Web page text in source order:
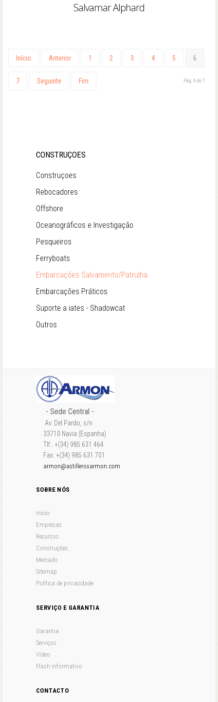
Salvamar Alphard
Início Anterior 1 2 3 4 5 6
7 Seguinte Fim Pág. 6 de 7
CONSTRUÇOES
Construçoes
Rebocadores
Offshore
Oceanográficos e Investigação
Pesqueiros
Ferryboats
Embarcações Salvamento/Patrulha
Embarcações Práticos
Suporte a iates - Shadowcat
Outros
- Sede Central -
Av. Del Pardo, s/n
33710 Navia (Espanha)
Tlf.: +(34) 985 631 464
Fax: +(34) 985 631 701
armon@astillerosarmon.com
SOBRE NÓS
Início
Empresas
Recursos
Construções
Mercado
Sitemap
Política de privacidade
SERVIÇO E GARANTIA
Garantia
Serviços
Vídeo
Flash informativo
CONTACTO